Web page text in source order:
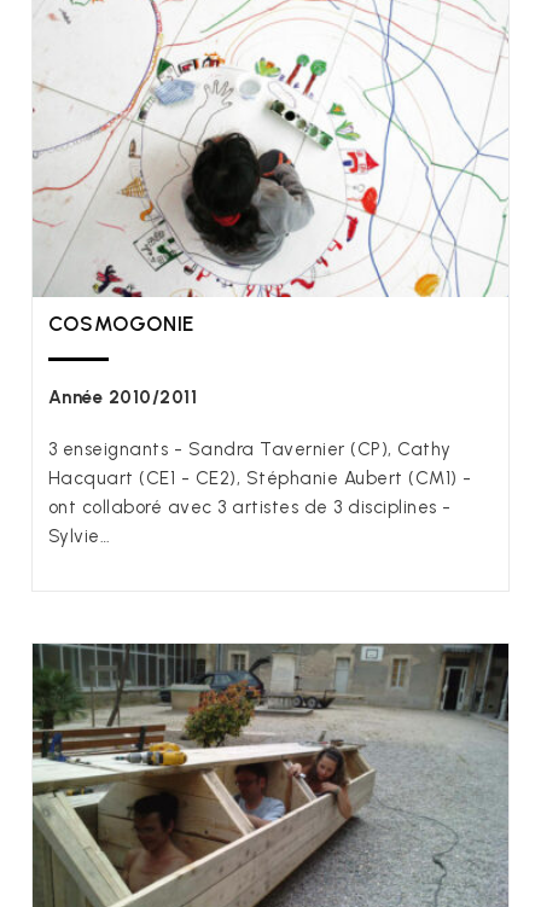
COSMOGONIE
Année 2010/2011
3 enseignants - Sandra Tavernier (CP), Cathy
Hacquart (CE1 - CE2), Stéphanie Aubert (CM1) -
ont collaboré avec 3 artistes de 3 disciplines -
Sylvie…